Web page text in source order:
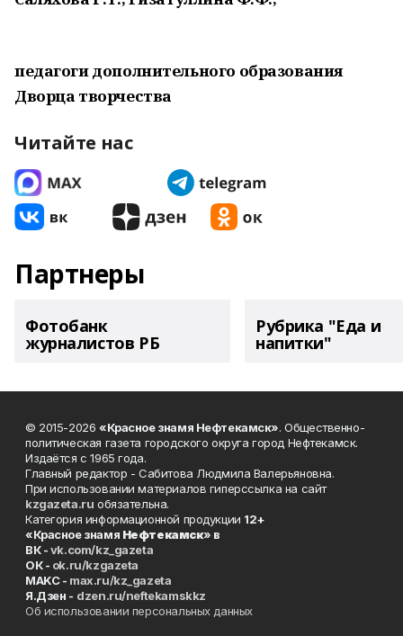
педагоги дополнительного образования
Дворца творчества
Читайте нас
Партнеры
Фотобанк
журналистов РБ
Рубрика "Еда и
напитки"
© 2015-2026 «Красное знамя Нефтекамск». Общественно-
политическая газета городского округа город Нефтекамск.
Издаётся с 1965 года.
Главный редактор - Сабитова Людмила Валерьяновна.
При использовании материалов гиперссылка на сайт
kzgazeta.ru обязательна.
Категория информационной продукции 12+
«Красное знамя Нефтекамск» в
ВК -vk.com/kz_gazeta
ОК - ok.ru/kzgazeta
MAKC - max.ru/kz_gazeta
Я.Дзен - dzen.ru/neftekamskkz
Об использовании персональных данных